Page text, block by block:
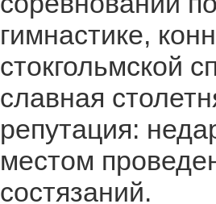
гимнастике,
стокгольмской
славная
репутация:
местом
состязаний.